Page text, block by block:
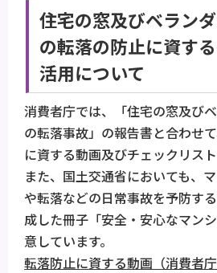
住宅の窓及びベラン
の転落の防止に資す
活用について
消費者庁では、「住宅の窓及び
の転落事故」の報告書と合わせ
に資する動画及びチェックリス
また、国土交通省においても、
や転落などの日常事故を予防す
成した冊子「安全・安心なマン
意しています。
転落防止に資する動画（消費者庁